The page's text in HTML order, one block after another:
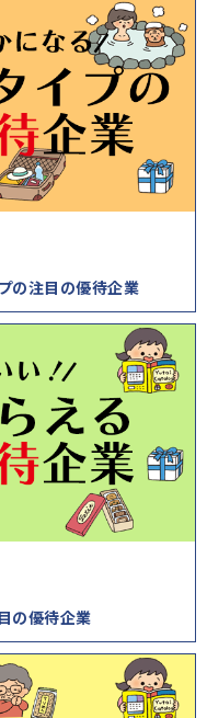
の注目の優待企業
の優待企業